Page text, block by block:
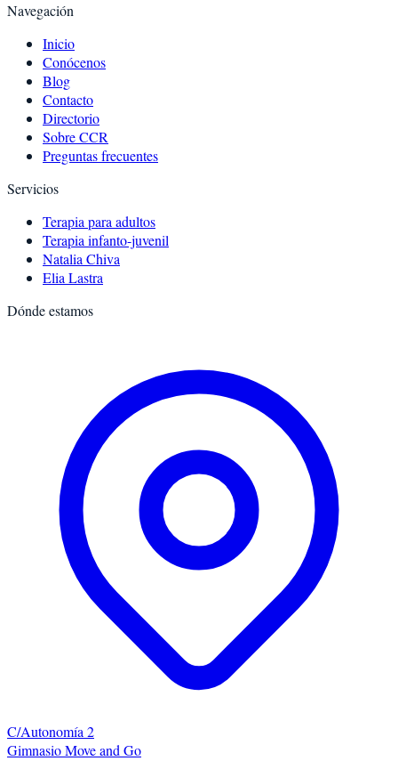
Navegación
Inicio
Conócenos
Blog
Contacto
Directorio
Sobre CCR
Preguntas frecuentes
Servicios
Terapia para adultos
Terapia infanto-juvenil
Natalia Chiva
Elia Lastra
Dónde estamos
C/Autonomía 2
Gimnasio Move and Go